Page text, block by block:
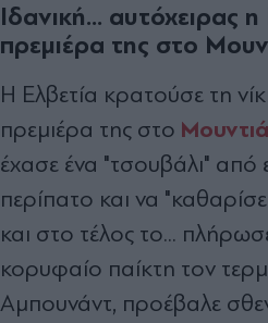
Ιδανική... αυτόχειρας
πρεμιέρα της στο
Η Ελβετία κρατούσε τη
πρεμιέρα της στο
έχασε ένα "τσουβάλι" από
περίπατο και να
και στο τέλος το...
κορυφαίο παίκτη τον
Αμπουνάντ, προέβαλε